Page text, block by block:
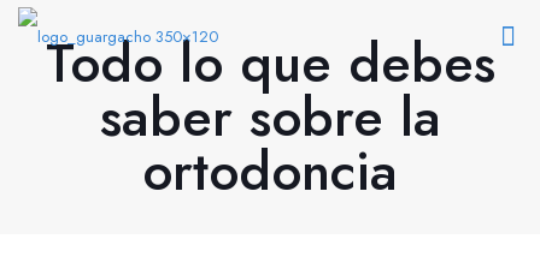
Todo lo que debes
saber sobre la
ortodoncia